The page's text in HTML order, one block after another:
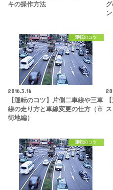
キの操作方法
運転のコツ
2016.3.16
【運転のコツ】片側二車線や三車
線の走り方と車線変更の仕方（市
街地編）
運転のコツ